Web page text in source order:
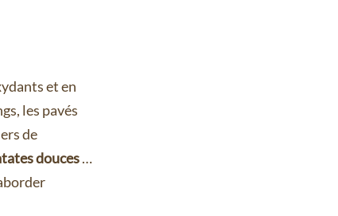
et en
les pavés
de
douces…